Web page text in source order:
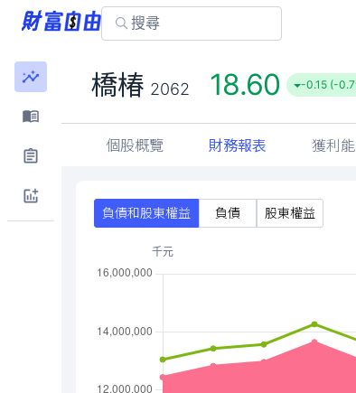
橋椿 2062
個股概覽 財務報表 獲利
負債和股東權益 負債 股東權益